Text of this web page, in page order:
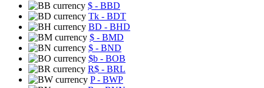
$ - BBD
Tk - BDT
BD - BHD
$ - BMD
$ - BND
$b - BOB
R$ - BRL
P- BWP